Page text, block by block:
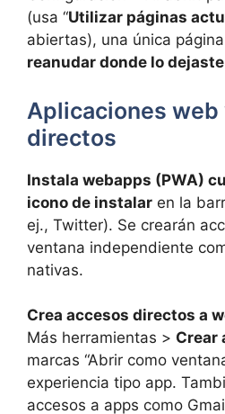
(usa “Utilizar páginas
abiertas), una única
reanudar donde lo dejaste
Aplicaciones web
directos
Instala webapps (PWA)
icono de instalar en la
ej., Twitter). Se crearán
ventana independiente
nativas.
Crea accesos directos a
Más herramientas > Crear
marcas “Abrir como
experiencia tipo app.
accesos a apps como